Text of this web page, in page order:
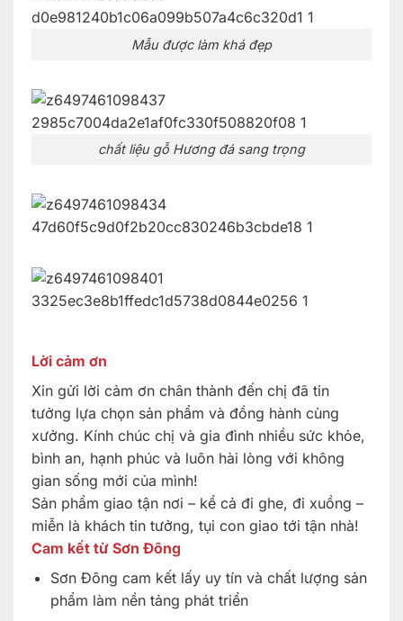
Mẫu được làm khá đẹp
chất liệu gỗ Hương đá sang trọng
Lời cảm ơn
Xin gửi lời cảm ơn chân thành đến chị đã tin
tưởng lựa chọn sản phẩm và đồng hành cùng
xưởng. Kính chúc chị và gia đình nhiều sức khỏe,
bình an, hạnh phúc và luôn hài lòng với không
gian sống mới của mình!
Sản phẩm giao tận nơi – kể cả đi ghe, đi xuồng –
miễn là khách tin tưởng, tụi con giao tới tận nhà!
Cam kết từ Sơn Đông
Sơn Đông cam kết lấy uy tín và chất lượng sản
phẩm làm nền tảng phát triển